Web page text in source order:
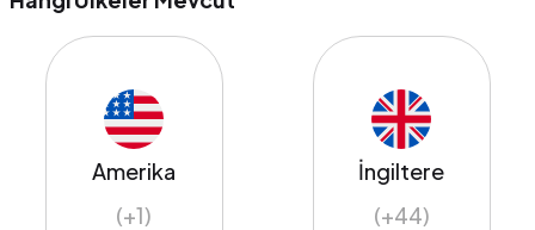
Amerika
(+1)
İngiltere
(+44)